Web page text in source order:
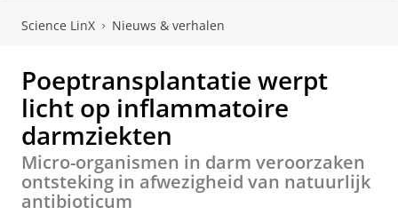
Science LinX Nieuws & verhalen
Poeptransplantatie werpt
licht op inflammatoire
darmziekten
Micro-organismen in darm veroorzaken
ontsteking in afwezigheid van natuurlijk
antibioticum